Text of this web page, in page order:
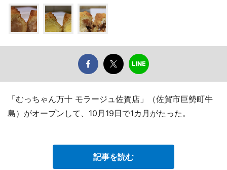
「むっちゃん万十 モラージュ佐賀店」（佐賀市巨勢町牛
島）がオープンして、10月19日で1カ月がたった。
記事を読む